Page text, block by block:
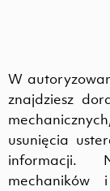
W
znajdziesz
usunięcia
informacji.
mechaników